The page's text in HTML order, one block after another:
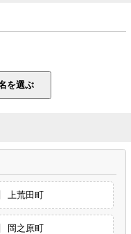
上荒田町
岡之原町